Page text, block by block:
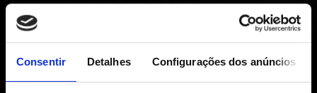
Consentir Detalhes Configurações dos anúncios
Criado há 5 anos Atualizado há 5 meses
Antes de relatar qualquer problema de jogo, tente a
solução de problemasdescrita aqui.